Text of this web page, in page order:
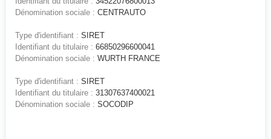
Dénomination sociale : CENTRAUTO
Type d'identifiant : SIRET
Identifiant du titulaire : 66850296600041
Dénomination sociale : WURTH FRANCE
Type d'identifiant : SIRET
Identifiant du titulaire : 31307637400021
Dénomination sociale : SOCODIP